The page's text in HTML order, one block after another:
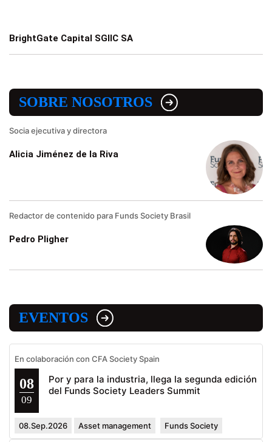
BrightGate Capital SGIIC SA
SOBRE NOSOTROS
Socia ejecutiva y directora
Alicia Jiménez de la Riva
Redactor de contenido para Funds Society Brasil
Pedro Pligher
EVENTOS
En colaboración con CFA Society Spain
08
09
Por y para la industria, llega la segunda edición
del Funds Society Leaders Summit
08.Sep.2026 Asset management Funds Society